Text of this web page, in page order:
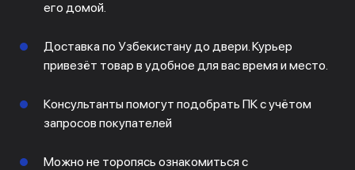
его домой.
Доставка по Узбекистану до двери. Курьер
привезёт товар в удобное для вас время и место.
Консультанты помогут подобрать ПК с учётом
запросов покупателей
Можно не торопясь ознакомиться с